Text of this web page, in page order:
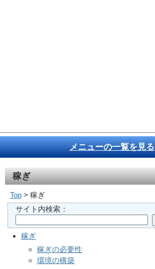
メニューの一覧を見る
稼ぎ
Top > 稼ぎ
サイト内検索：
稼ぎ
稼ぎの必要性
環境の構築